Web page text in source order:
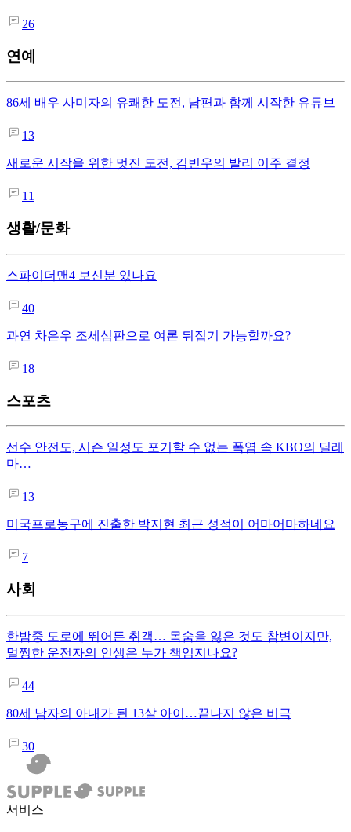
26
연예
86세 배우 사미자의 유쾌한 도전, 남편과 함께 시작한 유튜브
13
새로운 시작을 위한 멋진 도전, 김빈우의 발리 이주 결정
11
생활/문화
스파이더맨4 보신분 있나요
40
과연 차은우 조세심판으로 여론 뒤집기 가능할까요?
18
스포츠
선수 안전도, 시즌 일정도 포기할 수 없는 폭염 속 KBO의 딜레
마…
13
미국프로농구에 진출한 박지현 최근 성적이 어마어마하네요
7
사회
한밤중 도로에 뛰어든 취객… 목숨을 잃은 것도 참변이지만,
멀쩡한 운전자의 인생은 누가 책임지나요?
44
80세 남자의 아내가 된 13살 아이…끝나지 않은 비극
30
서비스